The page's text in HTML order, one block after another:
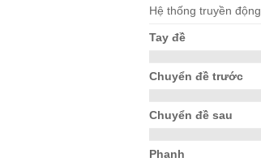
Hệ thống truyền động
Tay đề
Chuyển đề trước
Chuyển đề sau
Phanh